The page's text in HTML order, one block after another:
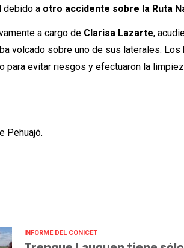
debido a otro accidente sobre la Ruta
a cargo de Clarisa Lazarte,
volcado sobre uno de sus laterales.
para evitar riesgos y efectuaron la
Pehuajó.
INFORME DEL CONICET